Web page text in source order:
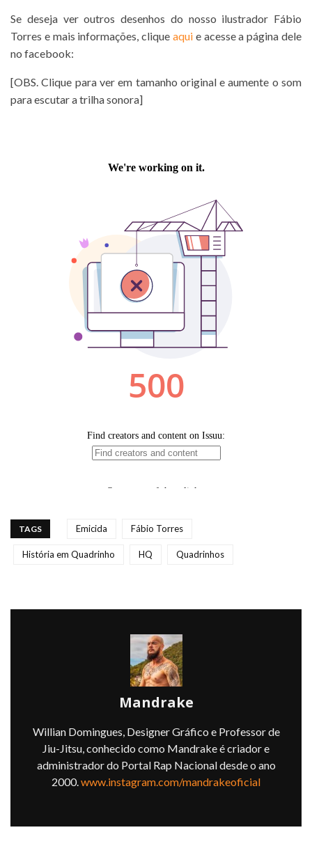
Se deseja ver outros desenhos do nosso ilustrador Fábio
Torres e mais informações, clique aqui e acesse a página dele
no facebook:
[OBS. Clique para ver em tamanho original e aumente o som
para escutar a trilha sonora]
TAGS Emicida Fábio Torres
História em Quadrinho HQ Quadrinhos
Mandrake
Willian Domingues, Designer Gráfico e Professor de
Jiu-Jitsu, conhecido como Mandrake é criador e
administrador do Portal Rap Nacional desde o ano
2000.www.instagram.com/mandrakeoficial